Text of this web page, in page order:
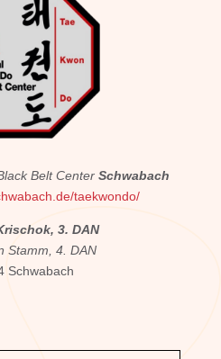
Belt Center Schwabach
taekwondo/
3. DAN
Stamm, 4. DAN
Schwabach